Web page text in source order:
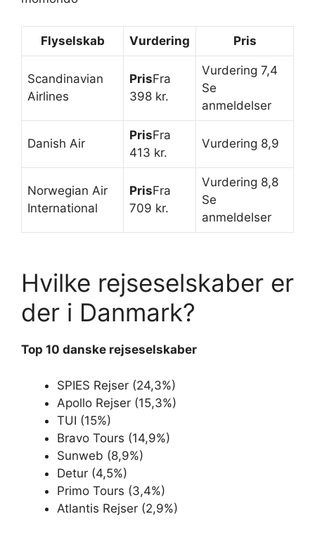
Flyselskab Vurdering Pris
Scandinavian
Airlines
PrisFra
398 kr.
Vurdering 7,4
Se
anmeldelser
Danish Air
PrisFra
413 kr.
Vurdering 8,9
Norwegian Air
International
PrisFra
709 kr.
Vurdering 8,8
Se
anmeldelser
Hvilke rejseselskaber er
der i Danmark?
Top 10 danske rejseselskaber
SPIES Rejser (24,3%)
Apollo Rejser (15,3%)
TUI (15%)
Bravo Tours (14,9%)
Sunweb (8,9%)
Detur (4,5%)
Primo Tours (3,4%)
Atlantis Rejser (2,9%)